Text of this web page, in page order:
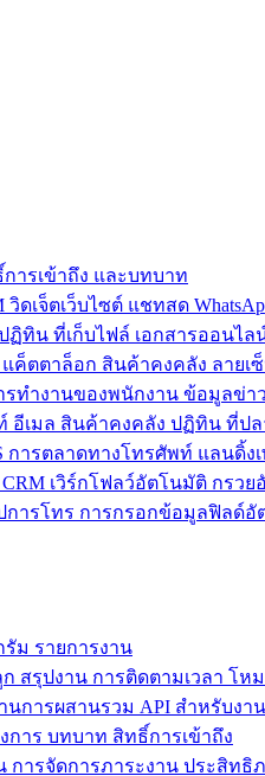
ารเข้าถึง และบทบาท
เจ็ตเว็บไซต์ แชทสด
ทิน ที่เก็บไฟล์ เอกสารออนไล
ค็ตตาล็อก สินค้าคงคลัง ลายเ
รทำงานของพนักงาน ข้อมูลข่า
อีเมล สินค้าคงคลัง ปฏิทิน ที่ป
ารตลาดทางโทรศัพท์ แลนดิ้งเ
เวิร์กโฟลว์อัตโนมัติ กรวย
การโทร การกรอกข้อมูลฟิลด์
ม รายการงาน
สรุปงาน การติดตามเวลา โ
การผสานรวม API สำหรับงา
การ บทบาท สิทธิ์การเข้าถึง
การจัดการภาระงาน ประสิท